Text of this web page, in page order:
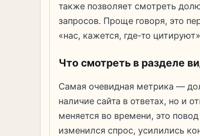
также позволяет смотреть
запросов. Проще говоря, это
«нас, кажется, где-то
Что смотреть в разделе
Самая очевидная метрика —
наличие сайта в ответах, но и
меняется во времени, это
изменился спрос, усилились